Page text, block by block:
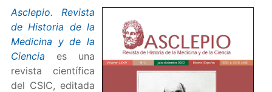
Asclepio. Revista
de Historia de la
Medicina y de la
Ciencia es una
revista científica
del CSIC, editada